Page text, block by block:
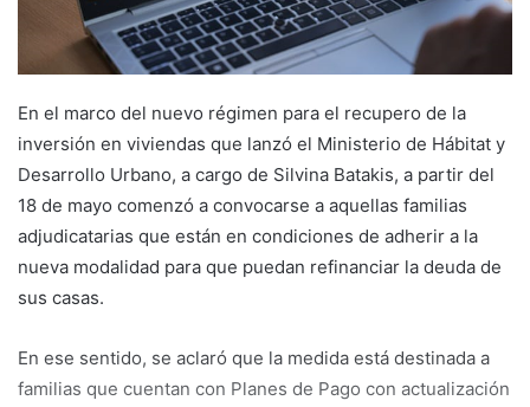
En el marco del nuevo régimen para el recupero de la
inversión en viviendas que lanzó el Ministerio de Hábitat y
Desarrollo Urbano, a cargo de Silvina Batakis, a partir del
18 de mayo comenzó a convocarse a aquellas familias
adjudicatarias que están en condiciones de adherir a la
nueva modalidad para que puedan refinanciar la deuda de
sus casas.
En ese sentido, se aclaró que la medida está destinada a
familias que cuentan con Planes de Pago con actualización